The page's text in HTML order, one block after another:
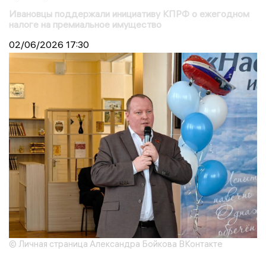
Ивановцы поддержали инициативу КПРФ о ежегодном
налоге на премиальное имущество
02/06/2026 17:30
© Личная страница Александра Бойкова ВКонтакте